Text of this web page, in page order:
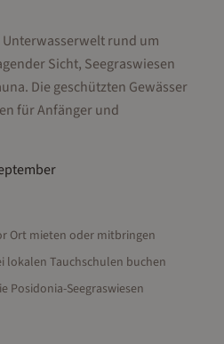
rund um
Sicht, Seegraswiesen
Die geschützten Gewässer
für Anfänger und
Ort mieten oder mitbringen
lokalen Tauchschulen buchen
Posidonia-Seegraswiesen